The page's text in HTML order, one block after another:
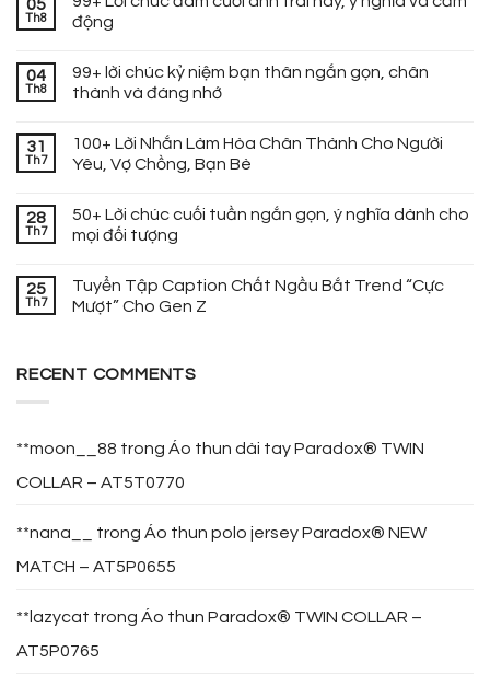
05
Th8
động
04
Th8
99+ lời chúc kỷ niệm bạn thân ngắn gọn, chân
thành và đáng nhớ
31
Th7
100+ Lời Nhắn Làm Hòa Chân Thành Cho Người
Yêu, Vợ Chồng, Bạn Bè
28
Th7
50+ Lời chúc cuối tuần ngắn gọn, ý nghĩa dành cho
mọi đối tượng
25
Th7
Tuyển Tập Caption Chất Ngầu Bắt Trend “Cực
Mượt” Cho Gen Z
RECENT COMMENTS
**moon__88 trong Áo thun dài tay Paradox® TWIN
COLLAR – AT5T0770
**nana__ trong Áo thun polo jersey Paradox® NEW
MATCH – AT5P0655
**lazycat trong Áo thun Paradox® TWIN COLLAR –
AT5P0765